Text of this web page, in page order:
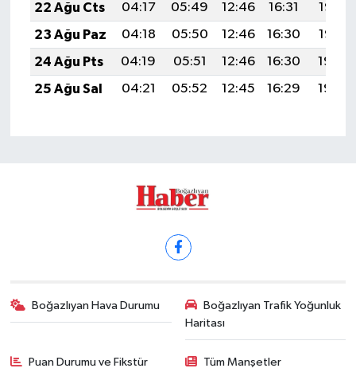
22 Ağu Cts
04:17 05:49 12:46 16:31
19:33
23 Ağu Paz
04:18 05:50 12:46 16:30
19:32
24 Ağu Pts
04:19 05:51 12:46 16:30
19:30
25 Ağu Sal
04:21 05:52 12:45 16:29 19:29
Boğazlıyan Hava Durumu
Boğazlıyan Trafik Yoğunluk
Haritası
Puan Durumu ve Fikstür Tüm Manşetler